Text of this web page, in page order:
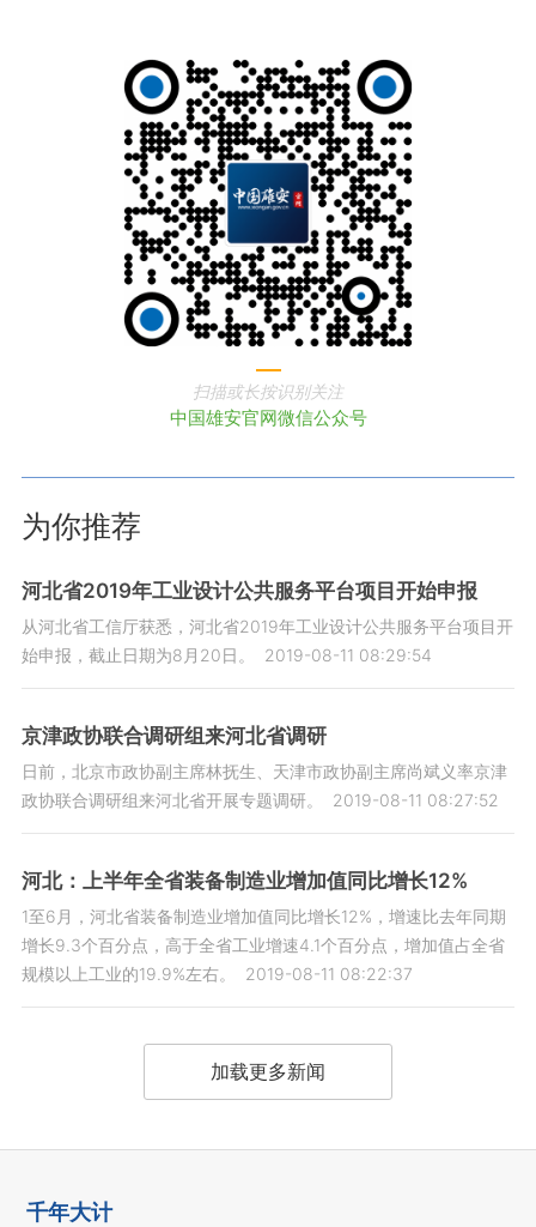
扫描或长按识别关注
中国雄安官网微信公众号
为你推荐
河北省2019年工业设计公共服务平台项目开始申报
从河北省工信厅获悉，河北省2019年工业设计公共服务平台项目开
始申报，截止日期为8月20日。
2019-08-11 08:29:54
京津政协联合调研组来河北省调研
日前，北京市政协副主席林抚生、天津市政协副主席尚斌义率京津
政协联合调研组来河北省开展专题调研。
2019-08-11 08:27:52
河北：上半年全省装备制造业增加值同比增长12%
1至6月，河北省装备制造业增加值同比增长12%，增速比去年同期
增长9.3个百分点，高于全省工业增速4.1个百分点，增加值占全省
规模以上工业的19.9%左右。
2019-08-11 08:22:37
加载更多新闻
千年大计